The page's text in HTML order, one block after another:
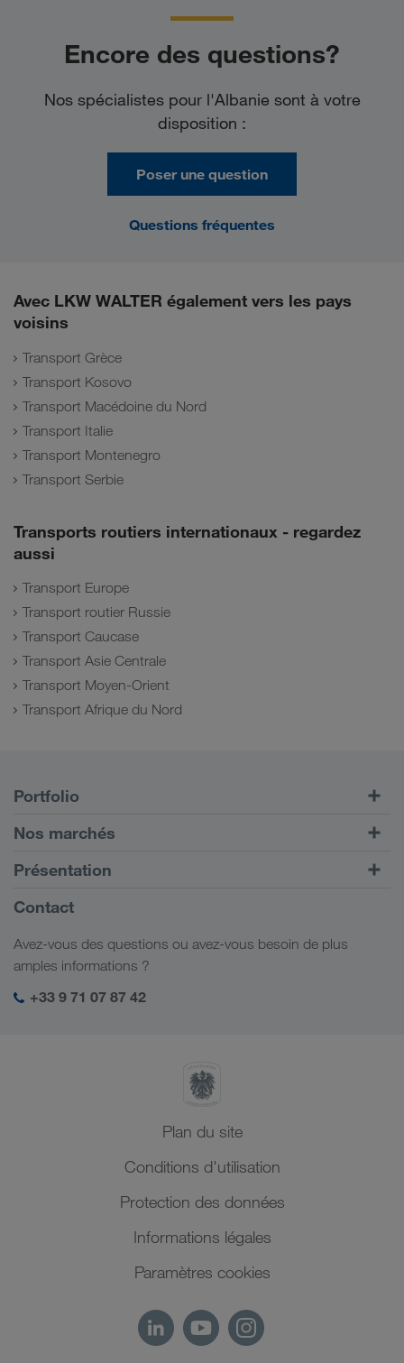
Encore des questions?
Nos spécialistes pour l'Albanie sont à votre
disposition :
Poser une question
Questions fréquentes
Avec LKW WALTER également vers les pays
voisins
Transport Grèce
Transport Kosovo
Transport Macédoine du Nord
Transport Italie
Transport Montenegro
Transport Serbie
Transports routiers internationaux - regardez
aussi
Transport Europe
Transport routier Russie
Transport Caucase
Transport Asie Centrale
Transport Moyen-Orient
Transport Afrique du Nord
Portfolio
Transports routiers
Portail client CONNECT
Solutions numériques
Solutions par branche
Mon espace de connexion LKW WALTER
Nos marchés
Europe
Caucase
Asie Centrale
Moyen-Orient
Afrique du Nord
Présentation
Informations générales
Responsabilité sociale
Contact
Avez-vous des questions ou avez-vous besoin de plus
amples informations ?
+33 9 71 07 87 42
Plan du site
Conditions d'utilisation
Protection des données
Informations légales
Paramètres cookies